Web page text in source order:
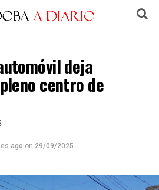
deja
centro de
ago on 29/09/2025